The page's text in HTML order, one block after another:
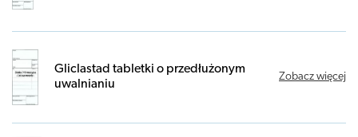
Gliclastad tabletki o przedłużonym
uwalnianiu
Zobacz więcej